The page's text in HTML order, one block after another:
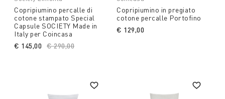
Copripiumino percalle di
cotone stampato Special
Capsule SOCIETY Made in
Italy per Coincasa
Price reduced from
€ 290,00
€ 145,00
Copripiumino in pregiato
cotone percalle Portofino
€ 129,00